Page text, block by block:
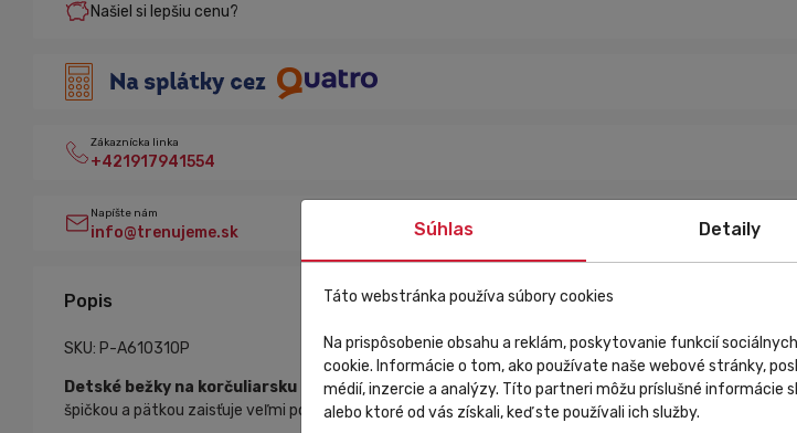
Našiel si lepšiu cenu?
Zákaznícka linka
+421917941554
Napíšte nám
info@trenujeme.sk
Popis
SKU: P-A610310P
Detské bežky na korčuliarsku techniku Peltonen SUPRA C LWsú natoľko kvalitné, že môžu byť
špičkou a pätkou zaisťuje veľmi pohodlné a stabilné lyžovanie. Profil Universal s pretekárskou sklznicou
Súhlas Detaily
Táto webstránka používa súbory cookies
Na prispôsobenie obsahu a reklám, poskytovanie funkcií
cookie. Informácie o tom, ako používate naše webové stránky,
médií, inzercie a analýzy. Títo partneri môžu príslušné informácie
alebo ktoré od vás získali, keď ste používali ich služby.